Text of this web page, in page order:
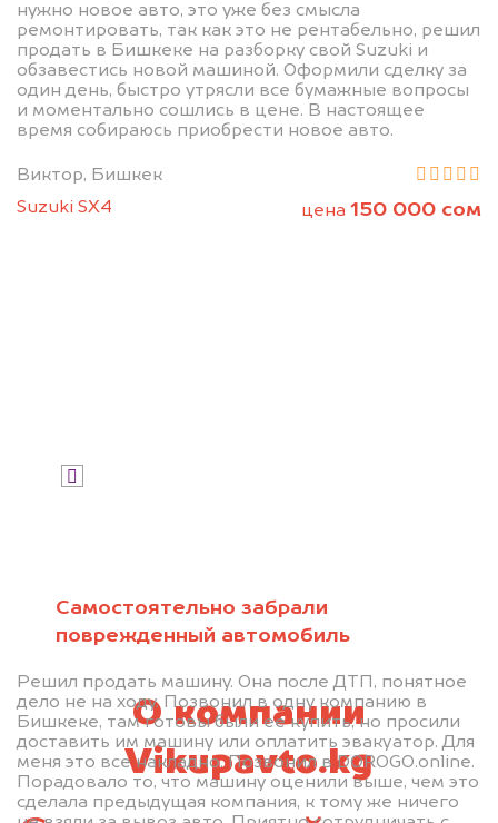
нужно новое авто, это уже без смысла
ремонтировать, так как это не рентабельно, решил
продать в Бишкеке на разборку свой Suzuki и
обзавестись новой машиной. Оформили сделку за
один день, быстро утрясли все бумажные вопросы
и моментально сошлись в цене. В настоящее
время собираюсь приобрести новое авто.
Виктор, Бишкек
Suzuki SX4
цена 150 000 сом
Самостоятельно забрали
поврежденный автомобиль
Решил продать машину. Она после ДТП, понятное
дело не на ходу. Позвонил в одну компанию в
Бишкеке, там готовы были ее купить, но просили
доставить им машину или оплатить эвакуатор. Для
меня это все накладно. Позвонил в DOROGO.online.
Порадовало то, что машину оценили выше, чем это
сделала предыдущая компания, к тому же ничего
БЕСПЛАТНО.
Узнайте стоимость автомобиля на
разборку.
Мы купим ваше авто на 20.000 сом
дороже, чем предлагают на
автоаукционах.
О компании
Vikupavto.kg